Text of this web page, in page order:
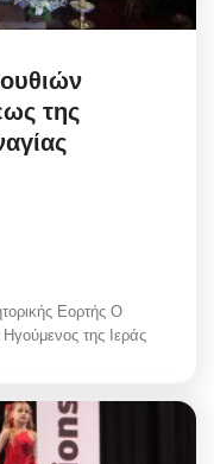
της
Εορτής Ο
της Ιεράς